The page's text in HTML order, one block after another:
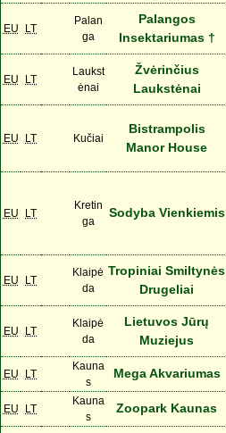
EU LT
Palan
ga
Palangos
Insektariumas †
EU LT
Laukst
ėnai
Žvėrinčius
Laukstėnai
EU LT Kučiai
Bistrampolis
Manor House
EU LT
Kretin
ga
Sodyba Vienkiemis
EU LT
Klaipė
da
Tropiniai Smiltynės
Drugeliai
EU LT
Klaipė
da
Lietuvos Jūrų
Muziejus
EU LT
Kauna
s
Mega Akvariumas
EU LT
Kauna
s
Zoopark Kaunas